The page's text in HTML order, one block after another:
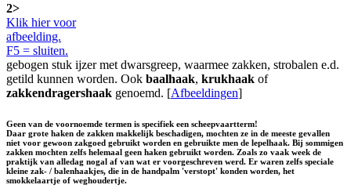
2>
Klik hier voor
afbeelding.
F5 = sluiten.
gebogen stuk ijzer met dwarsgreep, waarmee zakken, strobalen e.d.
getild kunnen worden. Ook baalhaak, krukhaak of
zakkendragershaak genoemd. [Afbeeldingen]
Geen van de voornoemde termen is specifiek een scheepvaartterm!
Daar grote haken de zakken makkelijk beschadigen, mochten ze in de meeste gevallen
niet voor gewoon zakgoed gebruikt worden en gebruikte men de lepelhaak. Bij sommigen
zakken mochten zelfs helemaal geen haken gebruikt worden. Zoals zo vaak week de
praktijk van alledag nogal af van wat er voorgeschreven werd. Er waren zelfs speciale
kleine zak- / balenhaakjes, die in de handpalm 'verstopt' konden worden, het
smokkelaartje of weghoudertje.